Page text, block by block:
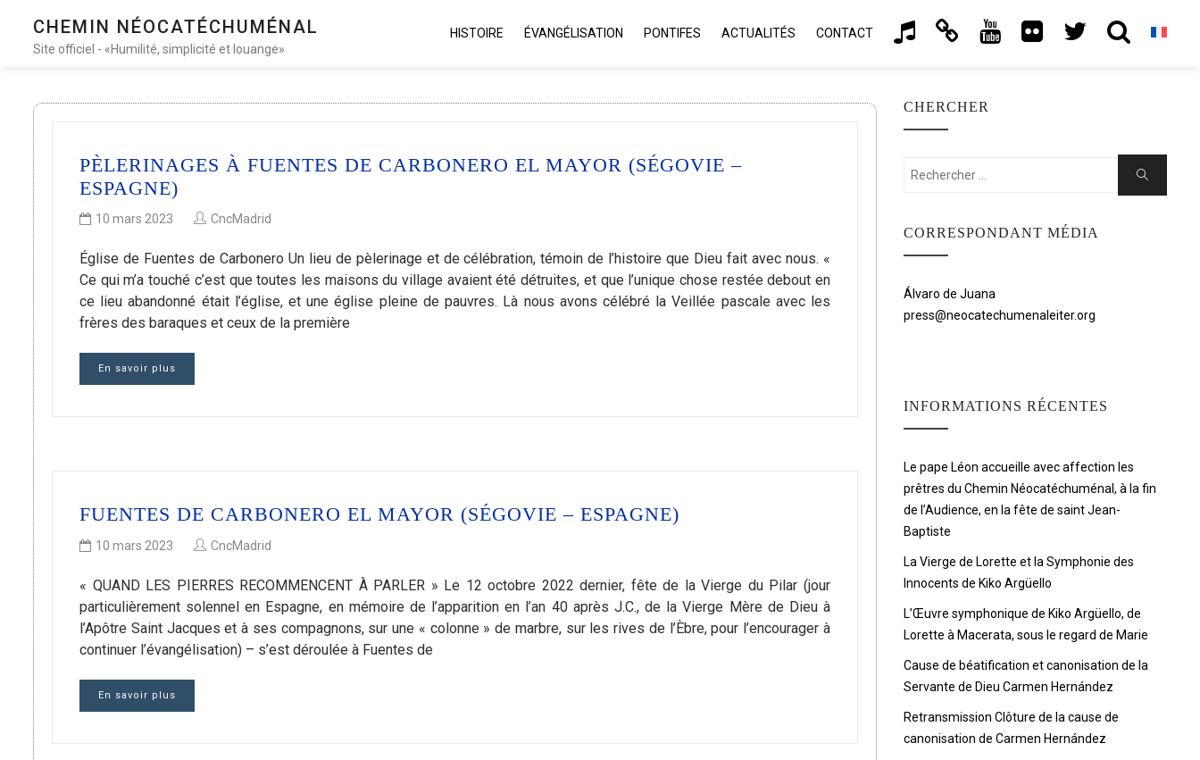
CHEMIN NÉOCATÉCHUMÉNAL
Site officiel - «Humilité, simplicité et louange»
HISTOIRE ÉVANGÉLISATION PONTIFES ACTUALITÉS CONTACT
PÈLERINAGES À FUENTES DE CARBONERO EL MAYOR (SÉGOVIE –
ESPAGNE)
10 mars 2023 CncMadrid
Église de Fuentes de Carbonero Un lieu de pèlerinage et de célébration, témoin de l’histoire que Dieu fait avec nous. «
Ce qui m’a touché c’est que toutes les maisons du village avaient été détruites, et que l’unique chose restée debout en
ce lieu abandonné était l’église, et une église pleine de pauvres. Là nous avons célébré la Veillée pascale avec les
frères des baraques et ceux de la première
En savoir plus
FUENTES DE CARBONERO EL MAYOR (SÉGOVIE – ESPAGNE)
10 mars 2023 CncMadrid
« QUAND LES PIERRES RECOMMENCENT À PARLER » Le 12 octobre 2022 dernier, fête de la Vierge du Pilar (jour
particulièrement solennel en Espagne, en mémoire de l’apparition en l’an 40 après J.C., de la Vierge Mère de Dieu à
l’Apôtre Saint Jacques et à ses compagnons, sur une « colonne » de marbre, sur les rives de l’Èbre, pour l’encourager à
continuer l’évangélisation) – s’est déroulée à Fuentes de
En savoir plus
CHERCHER
Rechercher:
Chercher
CORRESPONDANT MÉDIA
Álvaro de Juana
press@neocatechumenaleiter.org
INFORMATIONS RÉCENTES
Le pape Léon accueille avec affection les
prêtres du Chemin Néocatéchuménal, à la fin
de l’Audience, en la fête de saint Jean-
Baptiste
La Vierge de Lorette et la Symphonie des
Innocents de Kiko Argüello
L’Œuvre symphonique de Kiko Argüello, de
Lorette à Macerata, sous le regard de Marie
Cause de béatification et canonisation de la
Servante de Dieu Carmen Hernández
Retransmission Clôture de la cause de
canonisation de Carmen Hernández